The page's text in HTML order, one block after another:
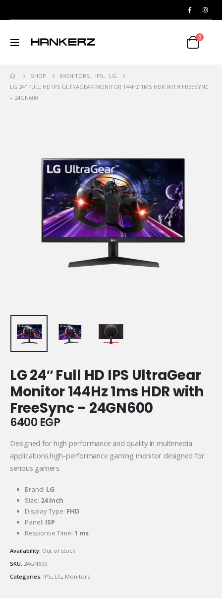
0
SHOP MONITORS, IPS,
LG
LG 24″ FULL HD IPS ULTRAGEAR MONITOR 144HZ 1MS HDR WITH FREESYNC
– 24GN600
LG 24″ Full HD IPS UltraGear
Monitor 144Hz 1ms HDR with
FreeSync – 24GN600
6400 EGP
Designed for high performance and quality in multimedia
applications.high-performance gaming monitor designed for
serious gamers.
Brand: LG
Size: 24 Inch
Display Type: FHD
Panel: ISP
Response Time: 1 ms
Availability: Out of stock
SKU: 24GN600
Categories: IPS, LG, Monitors